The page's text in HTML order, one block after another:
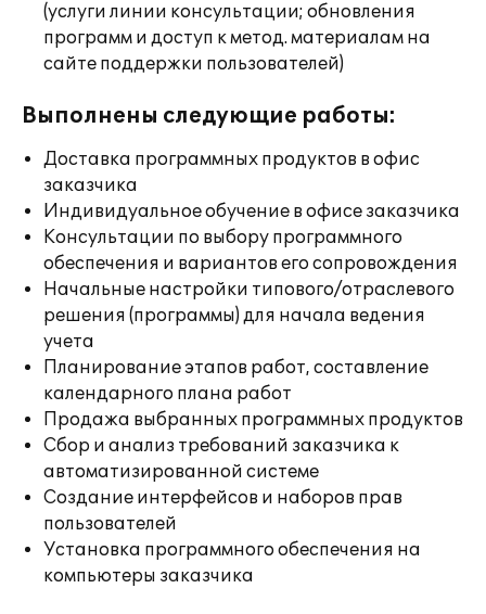
(услуги линии консультации; обновления
программ и доступ к метод. материалам на
сайте поддержки пользователей)
Выполнены следующие работы:
Доставка программных продуктов в офис
заказчика
Индивидуальное обучение в офисе заказчика
Консультации по выбору программного
обеспечения и вариантов его сопровождения
Начальные настройки типового/отраслевого
решения (программы) для начала ведения
учета
Планирование этапов работ, составление
календарного плана работ
Продажа выбранных программных продуктов
Сбор и анализ требований заказчика к
автоматизированной системе
Создание интерфейсов и наборов прав
пользователей
Установка программного обеспечения на
компьютеры заказчика